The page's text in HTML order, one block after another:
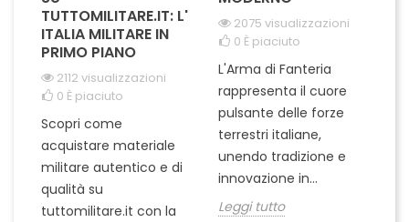
TUTTOMILITARE.IT: L'
ITALIA MILITARE IN
PRIMO PIANO
2112 visualizzazioni
0 È piaciuto
Scopri come
acquistare materiale
militare autentico e di
qualità su
tuttomilitare.it con la
2075 visualizzazioni
0 È piaciuto
L'Arma di Fanteria
rappresenta il cuore
pulsante delle forze
terrestri italiane,
unendo tradizione e
innovazione in...
Leggi tutto